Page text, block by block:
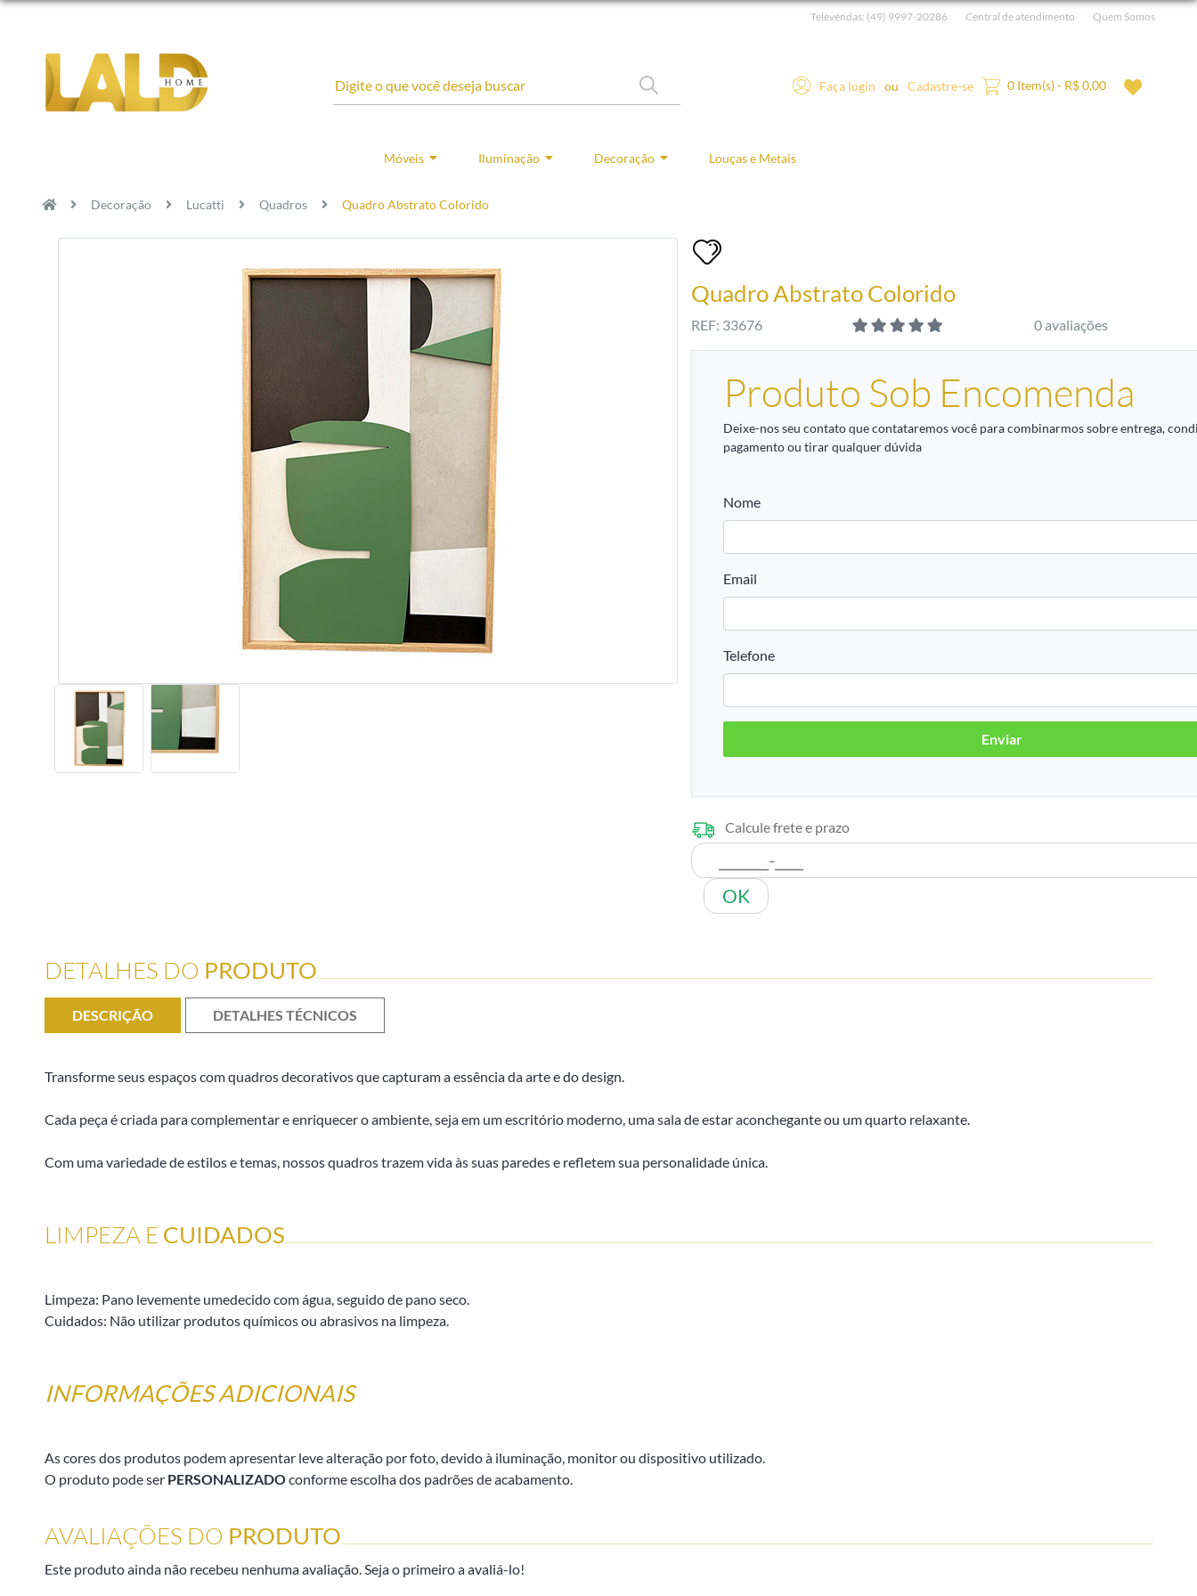
Televendas: (49) 9997-20286 Central de atendimento Quem Somos
Faça login ou Cadastre-se 0 Item(s) - R$ 0,00
Móveis Iluminação Decoração Louças e Metais
Decoração Lucatti Quadros Quadro Abstrato Colorido
Quadro Abstrato Colorido
REF: 33676 0 avaliações
Produto Sob Encomenda
Deixe-nos seu contato que contataremos você para combinarmos sobre entrega,
pagamento ou tirar qualquer dúvida
Nome
Email
Telefone
Enviar
Calcule frete e prazo
OK
DETALHES DO PRODUTO
DESCRIÇÃO DETALHES TÉCNICOS
Transforme seus espaços com quadros decorativos que capturam a essência da arte e do design.
Cada peça é criada para complementar e enriquecer o ambiente, seja em um escritório moderno, uma sala de estar aconchegante ou um quarto relaxante.
Com uma variedade de estilos e temas, nossos quadros trazem vida às suas paredes e refletem sua personalidade única.
LIMPEZA E CUIDADOS
Limpeza: Pano levemente umedecido com água, seguido de pano seco.
Cuidados: Não utilizar produtos químicos ou abrasivos na limpeza.
INFORMAÇÕES ADICIONAIS
As cores dos produtos podem apresentar leve alteração por foto, devido à iluminação, monitor ou dispositivo utilizado.
O produto pode ser PERSONALIZADOconforme escolha dos padrões de acabamento.
AVALIAÇÕES DO PRODUTO
Este produto ainda não recebeu nenhuma avaliação. Seja o primeiro a avaliá-lo!